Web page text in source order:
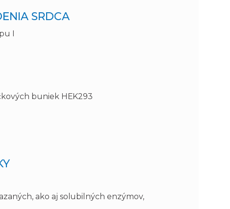
SRDCA
I
buniek HEK293
ako aj solubilných enzýmov,